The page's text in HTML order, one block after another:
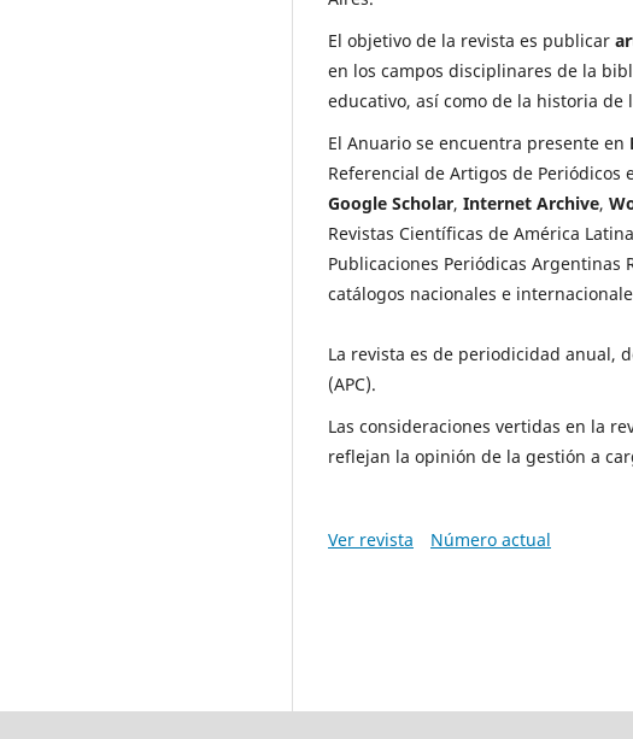
El objetivo de la revista es publicar
en los campos disciplinares de la
educativo, así como de la historia de
El Anuario se encuentra presente en
Referencial de Artigos de Periódicos
Google Scholar, Internet Archive,
Revistas Científicas de América
Publicaciones Periódicas Argentinas
catálogos nacionales e
La revista es de periodicidad anual,
(APC).
Las consideraciones vertidas en la
reflejan la opinión de la gestión a
Ver revista Número actual